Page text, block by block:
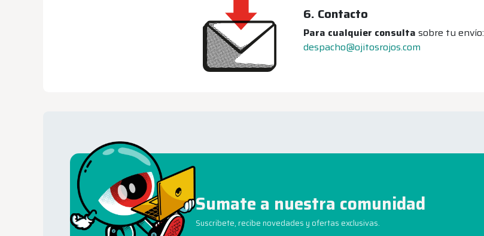
6. Contacto
Para cualquier consulta sobre tu envío:
despacho@ojitosrojos.com
Sumate a nuestra comunidad
Suscribete, recibe novedades y ofertas exclusivas.